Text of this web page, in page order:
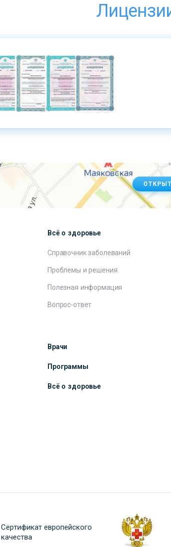
Всё о здоровье
Справочник заболеваний
Проблемы и решения
Полезная информация
Вопрос-ответ
Врачи
Программы
Всё о здоровье
Сертификат европейского
качества